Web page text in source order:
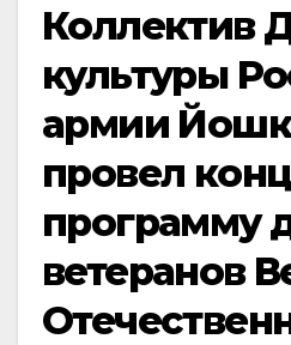
Коллектив
культуры
армии
провел
программу
ветеранов